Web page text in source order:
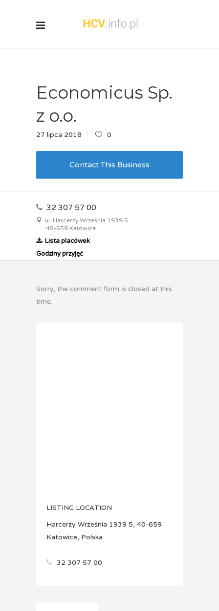
Economicus Sp.
z o.o.
27 lipca 2018 0
Contact This Business
32 307 57 00
ul. Harcerzy Września 1939 5
40-659 Katowice
Lista placówek
Godziny przyjęć
Sorry, the comment form is closed at this
time.
LISTING LOCATION
Harcerzy Września 1939 5, 40-659
Katowice, Polska
32 307 57 00